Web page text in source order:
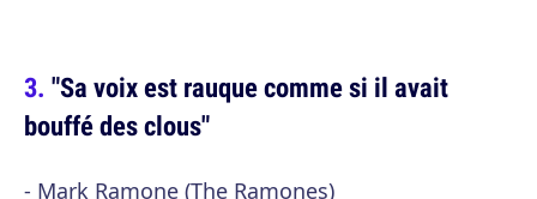
"Sa voix est rauque comme si il avait
bouffé des clous"
- Mark Ramone (The Ramones)